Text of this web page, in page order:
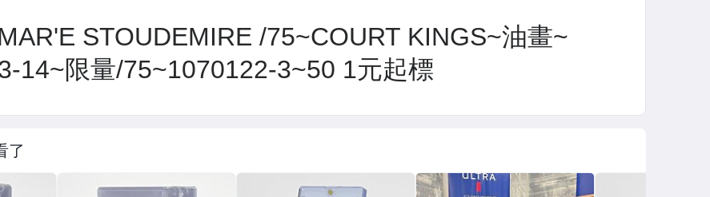
了